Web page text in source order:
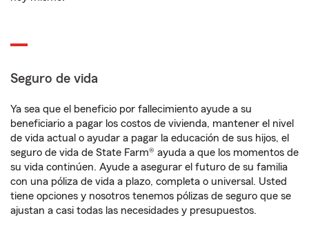
Seguro de vida
Ya sea que el beneficio por fallecimiento ayude a su
beneficiario a pagar los costos de vivienda, mantener el nivel
de vida actual o ayudar a pagar la educación de sus hijos, el
seguro de vida de State Farm® ayuda a que los momentos de
su vida continúen. Ayude a asegurar el futuro de su familia
con una póliza de vida a plazo, completa o universal. Usted
tiene opciones y nosotros tenemos pólizas de seguro que se
ajustan a casi todas las necesidades y presupuestos.